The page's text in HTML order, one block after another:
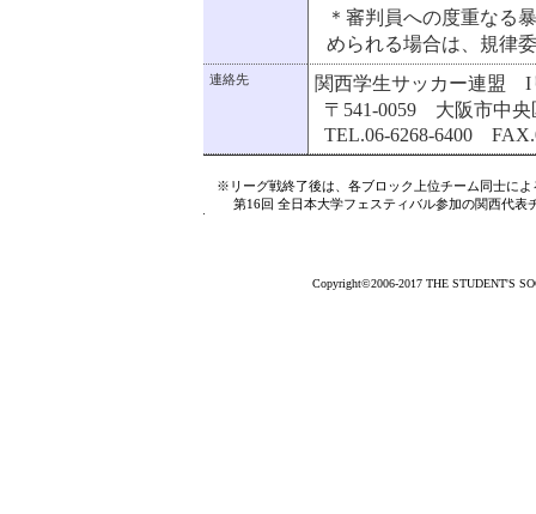
＊審判員への度重なる
められる場合は、規律
連絡先
関西学生サッカー連盟 I
〒541-0059 大阪市中
TEL.06-6268-6400
※リーグ戦終了後は、各ブロック上位チーム同士によ
第16回 全日本大学フェスティバル参加の関西代表
Copyright©2006-2017 THE STUDENT'S